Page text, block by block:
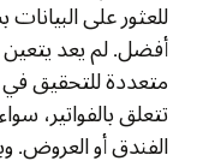
للعثور على
أفضل. لم يعد
متعددة للتحقيق في
تتعلق بالفواتير،
الفندق أو العروض.